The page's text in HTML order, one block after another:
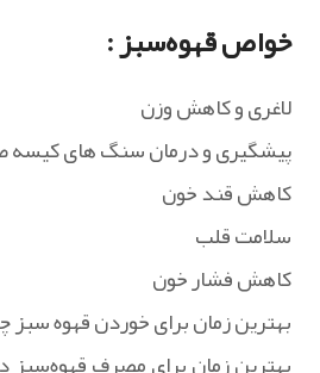
خواص قهوه‌سبز :
لاغری و کاهش وزن
پیشگیری و درمان سنگ های کیسه
کاهش قند خون
سلامت قلب
کاهش فشار خون
بهترین زمان برای خوردن قهوه